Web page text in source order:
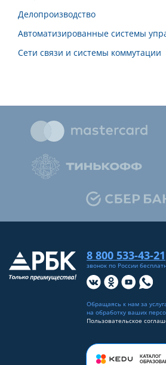
Делопроизводство
Автоматизированные системы
Сети связи и системы коммутации
8 800 533-43-21
звонок по России
Обращаясь к нам за
на обработку ваших
Пользовательское